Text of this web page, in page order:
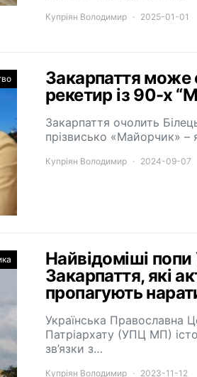
Купріян Володимир 2025-01-01
Закарпаття може
рекетир із 90-х
Закарпаття очолить
прізвисько «Майорчик» –
Купріян Володимир 2024-09-07
Найвідоміші
Закарпаття, які
пропагують
Українська Православна
Патріархату (УПЦ МП)
зв’язки з…
Купріян Володимир 2023-11-12